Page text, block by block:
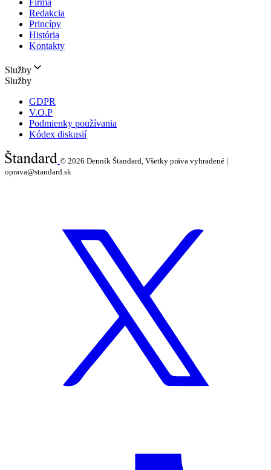
Redakcia
Princípy
História
Kontakty
Služby
Služby
GDPR
V.O.P
Podmienky používania
Kódex diskusií
© 2026 Denník Štandard, Všetky práva vyhradené |
oprava@standard.sk